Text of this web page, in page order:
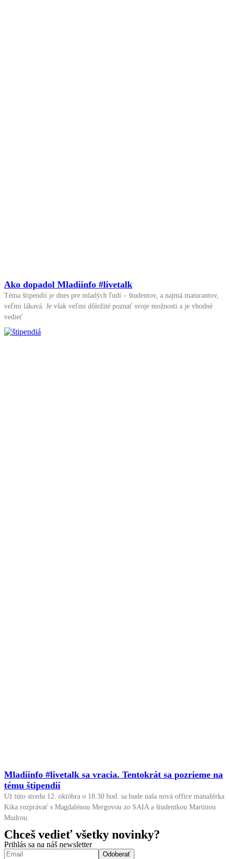
Ako dopadol Mladiinfo #livetalk
Téma štipendií je dnes pre mladých ľudí – študentov, a najmä maturantov,
veľmi lákavá. Je však veľmi dôležité poznať svoje možnosti a je vhodné
vedieť
Mladiinfo #livetalk sa vracia. Tentokrát sa pozrieme na
tému štipendií
Už túto stredu 12. októbra o 18:30 hod. sa bude naša nová office manažérka
Kika rozprávať s Magdalénou Mergovou zo SAIA a študentkou Martinou
Mudrou.
Chceš vedieť všetky novinky?
Prihlás sa na náš newsletter